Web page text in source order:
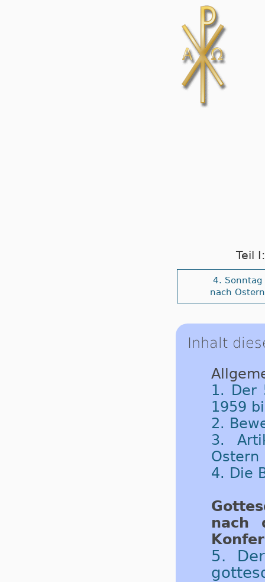
Teil
4. Sonntag
nach Ostern
Inhalt
1. Der
1959
2.
3.
Ostern
4. Die
nach
5.